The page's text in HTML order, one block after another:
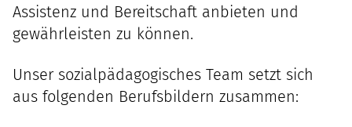
Assistenz und Bereitschaft anbieten und
gewährleisten zu können.
Unser sozialpädagogisches Team setzt sich
aus folgenden Berufsbildern zusammen: